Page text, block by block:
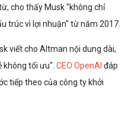
cho thấy Musk "không chỉ
trúc vì lợi nhuận" từ năm 2017.
viết cho Altman nội dung dài,
không tối ưu". CEO OpenAI đáp
tiếp theo của công ty khởi